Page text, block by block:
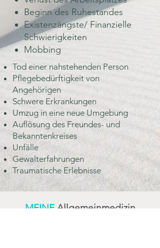
Beginn des Ruhestandes
Existenzängste/ Finanzielle
Schwierigkeiten
Mobbing
Tod einer nahstehenden Person
Pflegebedürftigkeit von
Angehörigen
Schwere Erkrankungen
Umzug in eine neue Umgebung
Auflösung des Freundes- und
Bekanntenkreises
Unfälle
Gewalterfahrungen
Traumatische Erlebnisse
MEINE.Allgemeinmedizin